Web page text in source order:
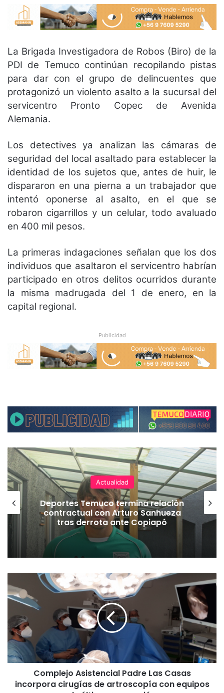
La Brigada Investigadora de Robos (Biro) de la
PDI de Temuco continúan recopilando pistas
para dar con el grupo de delincuentes que
protagonizó un violento asalto a la sucursal del
servicentro Pronto Copec de Avenida
Alemania.
Los detectives ya analizan las cámaras de
seguridad del local asaltado para establecer la
identidad de los sujetos que, antes de huir, le
dispararon en una pierna a un trabajador que
intentó oponerse al asalto, en el que se
robaron cigarrillos y un celular, todo avaluado
en 400 mil pesos.
La primeras indagaciones señalan que los dos
individuos que asaltaron el servicentro habrían
participado en otros delitos ocurridos durante
la misma madrugada del 1 de enero, en la
capital regional.
Publicidad
Actualidad
Deportes Temuco termina relación
contractual con Arturo Sanhueza
tras derrota ante Copiapó
o
m
e
j
o
A
Complejo Asistencial Padre Las Casas
incorpora cirugías de artroscopía con equipos